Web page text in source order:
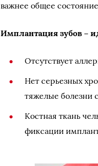
важнее общее
Имплантация зубов –
Отсутствует
Нет серьезных
тяжелые болезни
Костная ткань
фиксации